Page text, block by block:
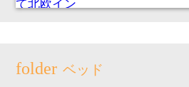
ベッド